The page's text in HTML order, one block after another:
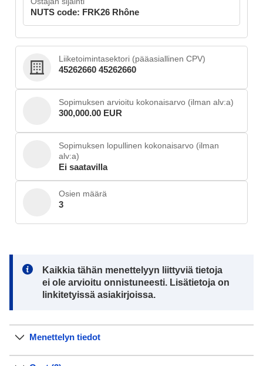
NUTS code: FRK26 Rhône
Liiketoimintasektori (pääasiallinen CPV)
45262660 45262660
Sopimuksen arvioitu kokonaisarvo (ilman alv:a)
300,000.00 EUR
Sopimuksen lopullinen kokonaisarvo (ilman
alv:a)
Ei saatavilla
Osien määrä
3
Note:
Kaikkia tähän menettelyyn liittyviä tietoja
ei ole arvioitu onnistuneesti. Lisätietoja on
linkitetyissä asiakirjoissa.
Menettelyn tiedot